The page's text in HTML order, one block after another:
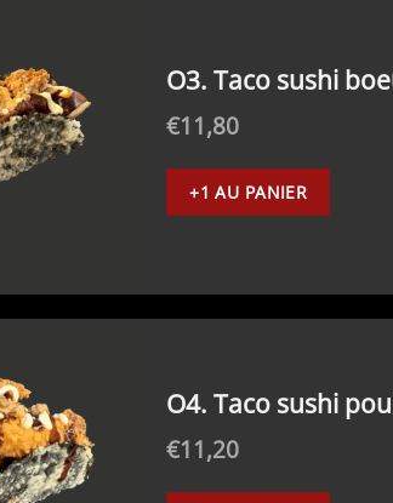
O3. Taco sushi
€11,80
+1 AU PANIER
O4. Taco sushi
€11,20